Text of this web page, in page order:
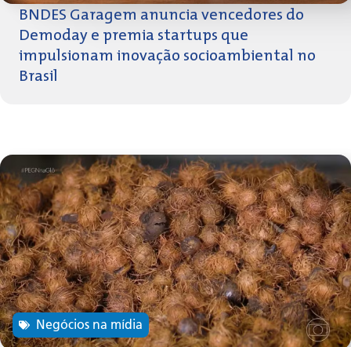
BNDES Garagem anuncia vencedores do
Demoday e premia startups que
impulsionam inovação socioambiental no
Brasil
Negócios na mídia